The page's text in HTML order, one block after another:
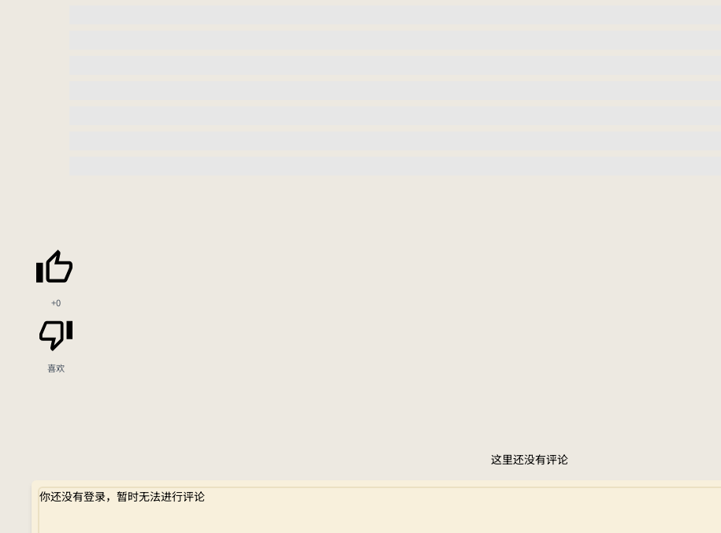
+0
喜欢
这里还没有评论
你还没有登录，暂时无法进行评论